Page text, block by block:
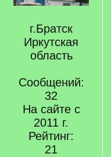
г.Братск
Иркутская
область
Сообщений:
32
На сайте с
2011 г.
Рейтинг:
21